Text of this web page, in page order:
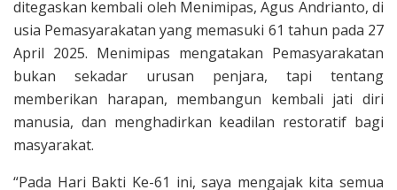
ditegaskan kembali oleh Menimipas, Agus Andrianto, di
usia Pemasyarakatan yang memasuki 61 tahun pada 27
April 2025. Menimipas mengatakan Pemasyarakatan
bukan sekadar urusan penjara, tapi tentang
memberikan harapan, membangun kembali jati diri
manusia, dan menghadirkan keadilan restoratif bagi
masyarakat.
“Pada Hari Bakti Ke-61 ini, saya mengajak kita semua